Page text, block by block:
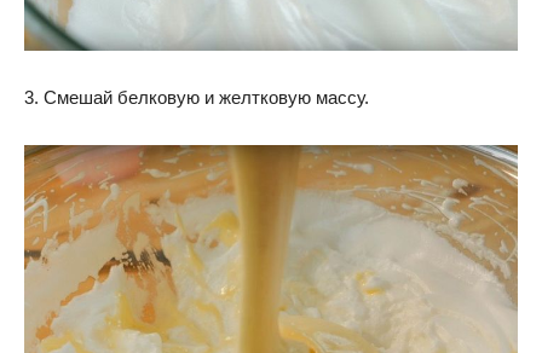
3. Смешай белковую и желтковую массу.